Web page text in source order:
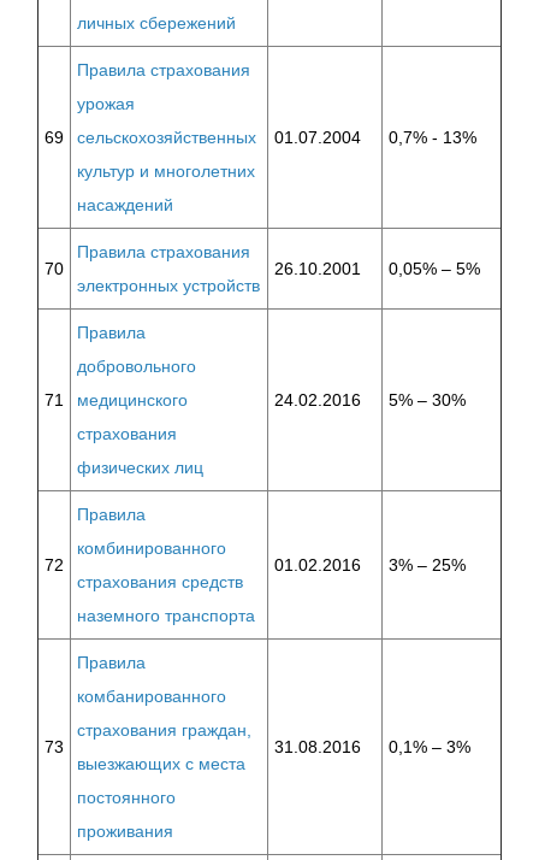
личных сбережений
69
Правила страхования
урожая
сельскохозяйственных
культур и многолетних
насаждений
01.07.2004 0,7% - 13%
70
Правила страхования
электронных устройств
26.10.2001 0,05% – 5%
71
Правила
добровольного
медицинского
страхования
физических лиц
24.02.2016 5% – 30%
72
Правила
комбинированного
страхования средств
наземного транспорта
01.02.2016 3% – 25%
73
Правила
комбанированного
страхования граждан,
выезжающих с места
постоянного
проживания
31.08.2016 0,1% – 3%